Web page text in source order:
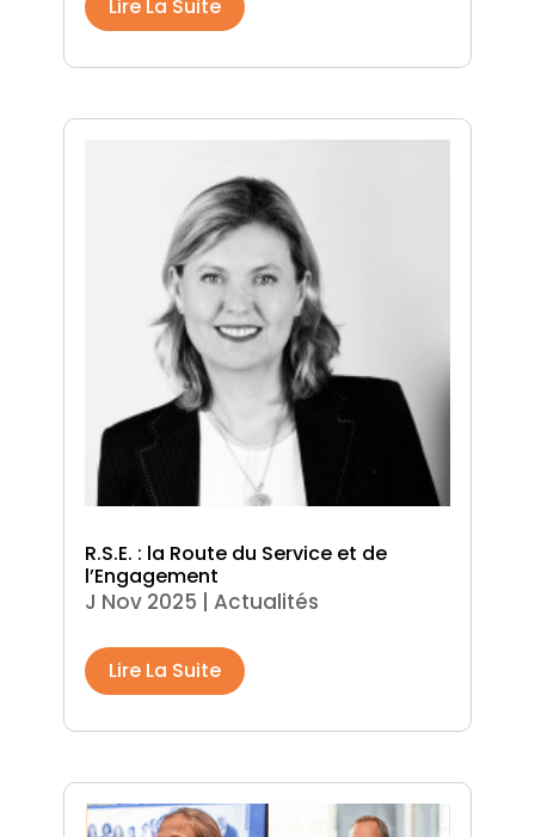
Lire La Suite
R.S.E. : la Route du Service et de
l’Engagement
J Nov 2025 | Actualités
Lire La Suite